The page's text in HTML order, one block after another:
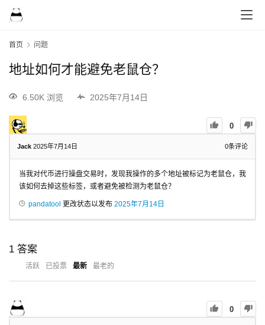
首页 问题
地址如何才能避免老鼠仓？
6.50K 浏览 2025年7月14日
0
Jack 2025年7月14日 0条评论
当我对代币进行操盘交易时，发现我操作的多个地址被标记为老鼠仓，我
该如何去掉这些标签，或者避免被检测为老鼠仓？
pandatool 更改状态以发布 2025年7月14日
1 答案
活跃 已投票 最新 最老的
0